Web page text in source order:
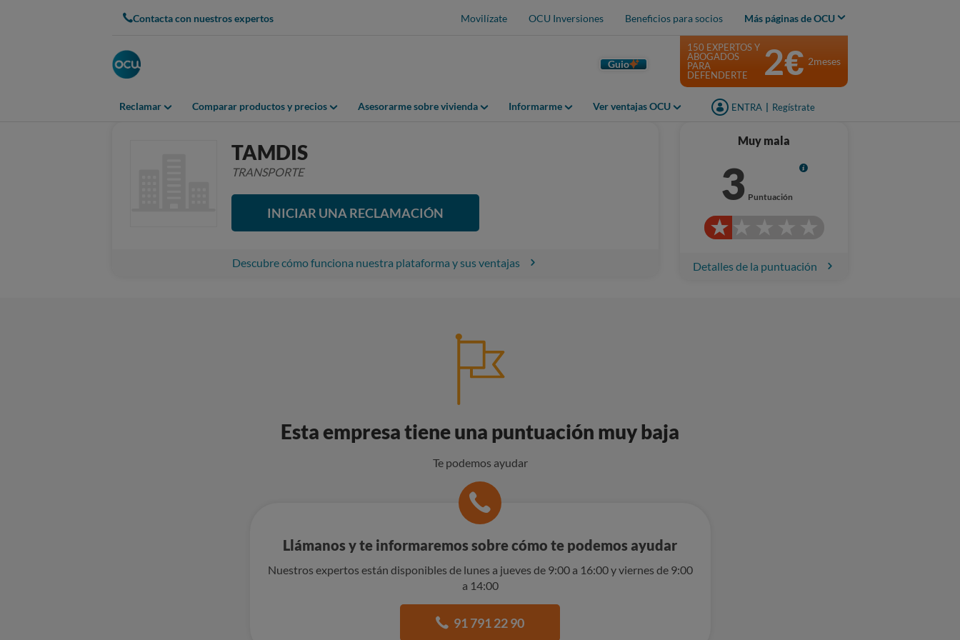
Contacta con nuestros expertos Movilízate OCU Inversiones Beneficios para socios Más páginas de OCU
Guio
Reclamar Comparar productos y precios Asesorarme sobre vivienda Informarme Ver ventajas OCU ENTRA Regístrate
150 EXPERTOS Y
ABOGADOS
PARA
DEFENDERTE
2€ 2meses
TAMDIS
TRANSPORTE
INICIAR UNA RECLAMACIÓN
Descubre cómo funciona nuestra plataforma y sus ventajas
Muy mala
3 Puntuación
Info
Detalles de la puntuación
Esta empresa tiene una puntuación muy baja
Te podemos ayudar
Llámanos y te informaremos sobre cómo te podemos ayudar
Nuestros expertos están disponibles de lunes a jueves de 9:00 a 16:00 y viernes de 9:00
a 14:00
91 791 22 90